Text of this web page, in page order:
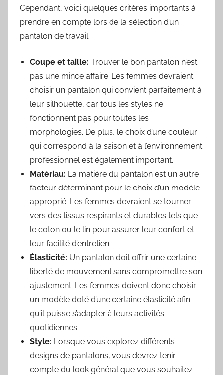
Cependant, voici quelques critères importants à
prendre en compte lors de la sélection d’un
pantalon de travail:
Coupe et taille: Trouver le bon pantalon n’est
pas une mince affaire. Les femmes devraient
choisir un pantalon qui convient parfaitement à
leur silhouette, car tous les styles ne
fonctionnent pas pour toutes les
morphologies. De plus, le choix d’une couleur
qui correspond à la saison et à l’environnement
professionnel est également important.
Matériau: La matière du pantalon est un autre
facteur déterminant pour le choix d’un modèle
approprié. Les femmes devraient se tourner
vers des tissus respirants et durables tels que
le coton ou le lin pour assurer leur confort et
leur facilité d’entretien.
Élasticité: Un pantalon doit offrir une certaine
liberté de mouvement sans compromettre son
ajustement. Les femmes doivent donc choisir
un modèle doté d’une certaine élasticité afin
qu’il puisse s’adapter à leurs activités
quotidiennes.
Style: Lorsque vous explorez différents
designs de pantalons, vous devrez tenir
compte du look général que vous souhaitez